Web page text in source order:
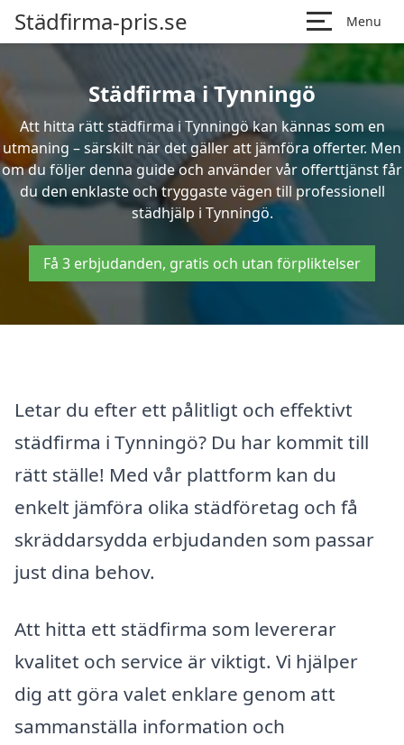
Städfirma-pris.se Menu
Städfirma i Tynningö
Att hitta rätt städfirma i Tynningö kan kännas som en
utmaning – särskilt när det gäller att jämföra offerter. Men
om du följer denna guide och använder vår offerttjänst får
du den enklaste och tryggaste vägen till professionell
städhjälp i Tynningö.
Få 3 erbjudanden, gratis och utan förpliktelser
Letar du efter ett pålitligt och effektivt
städfirma i Tynningö? Du har kommit till
rätt ställe! Med vår plattform kan du
enkelt jämföra olika städföretag och få
skräddarsydda erbjudanden som passar
just dina behov.
Att hitta ett städfirma som levererar
kvalitet och service är viktigt. Vi hjälper
dig att göra valet enklare genom att
sammanställa information och